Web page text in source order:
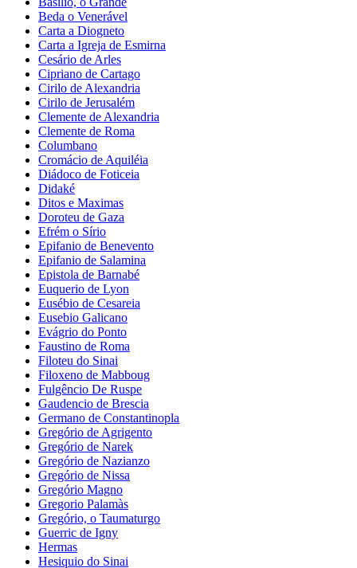
Beda o Venerável
Carta a Diogneto
Carta a Igreja de Esmirna
Cesário de Arles
Cipriano de Cartago
Cirilo de Alexandria
Cirilo de Jerusalém
Clemente de Alexandria
Clemente de Roma
Columbano
Cromácio de Aquiléia
Diádoco de Foticeia
Didaké
Ditos e Maximas
Doroteu de Gaza
Efrém o Sírio
Epifanio de Benevento
Epifanio de Salamina
Epistola de Barnabé
Euquerio de Lyon
Eusébio de Cesareia
Eusebio Galicano
Evágrio do Ponto
Faustino de Roma
Filoteu do Sinai
Filoxeno de Mabboug
Fulgêncio De Ruspe
Gaudencio de Brescia
Germano de Constantinopla
Gregório de Agrigento
Gregório de Narek
Gregório de Nazianzo
Gregório de Nissa
Gregório Magno
Gregorio Palamàs
Gregório, o Taumaturgo
Guerric de Igny
Hermas
Hesiquio do Sinai